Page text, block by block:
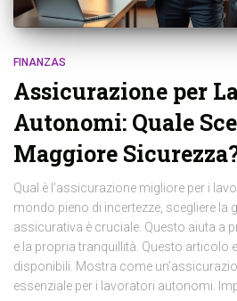
FINANZAS
Assicurazione per
Autonomi: Quale
Maggiore
Qual è l’assicurazione migliore per i
mondo pieno di incertezze, scegliere la
assicurativa è cruciale. Questo aiuta a
e la propria tranquillità. Questo articolo
disponibili. Mostra come
essenziale per i lavoratori autonomi.